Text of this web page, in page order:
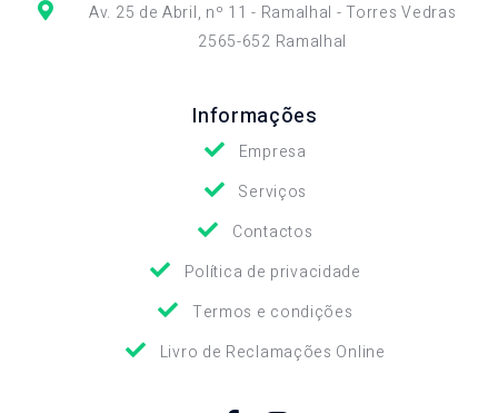
Av. 25 de Abril, nº 11 - Ramalhal - Torres Vedras
2565-652 Ramalhal
Informações
Empresa
Serviços
Contactos
Política de privacidade
Termos e condições
Livro de Reclamações Online